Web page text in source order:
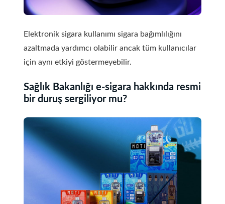
Elektronik sigara kullanımı sigara bağımlılığını
azaltmada yardımcı olabilir ancak tüm kullanıcılar
için aynı etkiyi göstermeyebilir.
Sağlık Bakanlığı e-sigara hakkında resmi
bir duruş sergiliyor mu?